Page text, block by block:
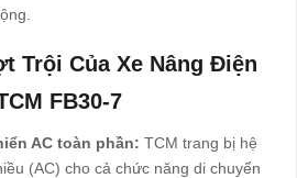
Trội Của Xe Nâng Điện
FB30-7
AC toàn phần: TCM trang bị hệ
(AC) cho cả chức năng di chuyển